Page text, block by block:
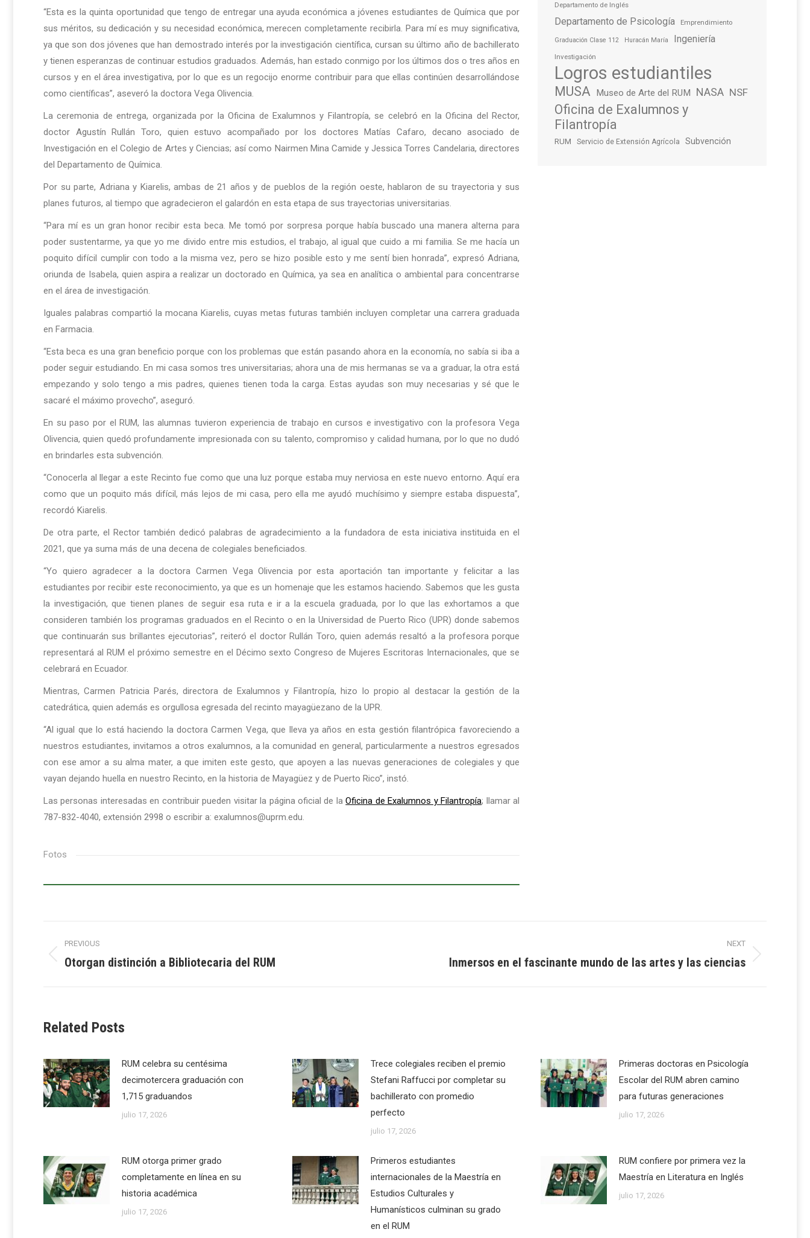
“Esta es la quinta oportunidad que tengo de entregar una ayuda económica a jóvenes estudiantes de Química que por
sus méritos, su dedicación y su necesidad económica, merecen completamente recibirla. Para mí es muy significativa,
ya que son dos jóvenes que han demostrado interés por la investigación científica, cursan su último año de bachillerato
y tienen esperanzas de continuar estudios graduados. Además, han estado conmigo por los últimos dos o tres años en
cursos y en el área investigativa, por lo que es un regocijo enorme contribuir para que ellas continúen desarrollándose
como científicas”, aseveró la doctora Vega Olivencia.
La ceremonia de entrega, organizada por la Oficina de Exalumnos y Filantropía, se celebró en la Oficina del Rector,
doctor Agustín Rullán Toro, quien estuvo acompañado por los doctores Matías Cafaro, decano asociado de
Investigación en el Colegio de Artes y Ciencias; así como Nairmen Mina Camide y Jessica Torres Candelaria, directores
del Departamento de Química.
Por su parte, Adriana y Kiarelis, ambas de 21 años y de pueblos de la región oeste, hablaron de su trayectoria y sus
planes futuros, al tiempo que agradecieron el galardón en esta etapa de sus trayectorias universitarias.
“Para mí es un gran honor recibir esta beca. Me tomó por sorpresa porque había buscado una manera alterna para
poder sustentarme, ya que yo me divido entre mis estudios, el trabajo, al igual que cuido a mi familia. Se me hacía un
poquito difícil cumplir con todo a la misma vez, pero se hizo posible esto y me sentí bien honrada”, expresó Adriana,
oriunda de Isabela, quien aspira a realizar un doctorado en Química, ya sea en analítica o ambiental para concentrarse
en el área de investigación.
Iguales palabras compartió la mocana Kiarelis, cuyas metas futuras también incluyen completar una carrera graduada
en Farmacia.
“Esta beca es una gran beneficio porque con los problemas que están pasando ahora en la economía, no sabía si iba a
poder seguir estudiando. En mi casa somos tres universitarias; ahora una de mis hermanas se va a graduar, la otra está
empezando y solo tengo a mis padres, quienes tienen toda la carga. Estas ayudas son muy necesarias y sé que le
sacaré el máximo provecho”, aseguró.
En su paso por el RUM, las alumnas tuvieron experiencia de trabajo en cursos e investigativo con la profesora Vega
Olivencia, quien quedó profundamente impresionada con su talento, compromiso y calidad humana, por lo que no dudó
en brindarles esta subvención.
“Conocerla al llegar a este Recinto fue como que una luz porque estaba muy nerviosa en este nuevo entorno. Aquí era
como que un poquito más difícil, más lejos de mi casa, pero ella me ayudó muchísimo y siempre estaba dispuesta”,
recordó Kiarelis.
De otra parte, el Rector también dedicó palabras de agradecimiento a la fundadora de esta iniciativa instituida en el
2021, que ya suma más de una decena de colegiales beneficiados.
“Yo quiero agradecer a la doctora Carmen Vega Olivencia por esta aportación tan importante y felicitar a las
estudiantes por recibir este reconocimiento, ya que es un homenaje que les estamos haciendo. Sabemos que les gusta
la investigación, que tienen planes de seguir esa ruta e ir a la escuela graduada, por lo que las exhortamos a que
consideren también los programas graduados en el Recinto o en la Universidad de Puerto Rico (UPR) donde sabemos
que continuarán sus brillantes ejecutorias”, reiteró el doctor Rullán Toro, quien además resaltó a la profesora porque
representará al RUM el próximo semestre en el Décimo sexto Congreso de Mujeres Escritoras Internacionales, que se
celebrará en Ecuador.
Mientras, Carmen Patricia Parés, directora de Exalumnos y Filantropía, hizo lo propio al destacar la gestión de la
catedrática, quien además es orgullosa egresada del recinto mayagüezano de la UPR.
“Al igual que lo está haciendo la doctora Carmen Vega, que lleva ya años en esta gestión filantrópica favoreciendo a
nuestros estudiantes, invitamos a otros exalumnos, a la comunidad en general, particularmente a nuestros egresados
con ese amor a su alma mater, a que imiten este gesto, que apoyen a las nuevas generaciones de colegiales y que
vayan dejando huella en nuestro Recinto, en la historia de Mayagüez y de Puerto Rico”, instó.
Las personas interesadas en contribuir pueden visitar la página oficial de laOficina de Exalumnos y Filantropía; llamar al
787-832-4040, extensión 2998 o escribir a: exalumnos@uprm.edu.
Fotos
Departamento de Inglés
Departamento de Psicología Emprendimiento
Graduación Clase 112 Huracán María Ingeniería
Investigación
Logros estudiantiles
MUSA Museo de Arte del RUM NASA NSF
Oficina de Exalumnos y
Filantropía
RUM Servicio de Extensión Agrícola Subvención
Post
navigation
PREVIOUS
Previous
Otorgan distinción a Bibliotecaria del RUM
NEXT
Inmersos en el fascinante mundo de las artes y las ciencias
Related Posts
RUM celebra su centésima
decimotercera graduación con
1,715 graduandos
julio 17, 2026
Trece colegiales reciben el premio
Stefani Raffucci por completar su
bachillerato con promedio
perfecto
julio 17, 2026
Primeras doctoras en Psicología
Escolar del RUM abren camino
para futuras generaciones
julio 17, 2026
RUM otorga primer grado
completamente en línea en su
historia académica
julio 17, 2026
Primeros estudiantes
internacionales de la Maestría en
Estudios Culturales y
Humanísticos culminan su grado
en el RUM
RUM confiere por primera vez la
Maestría en Literatura en Inglés
julio 17, 2026